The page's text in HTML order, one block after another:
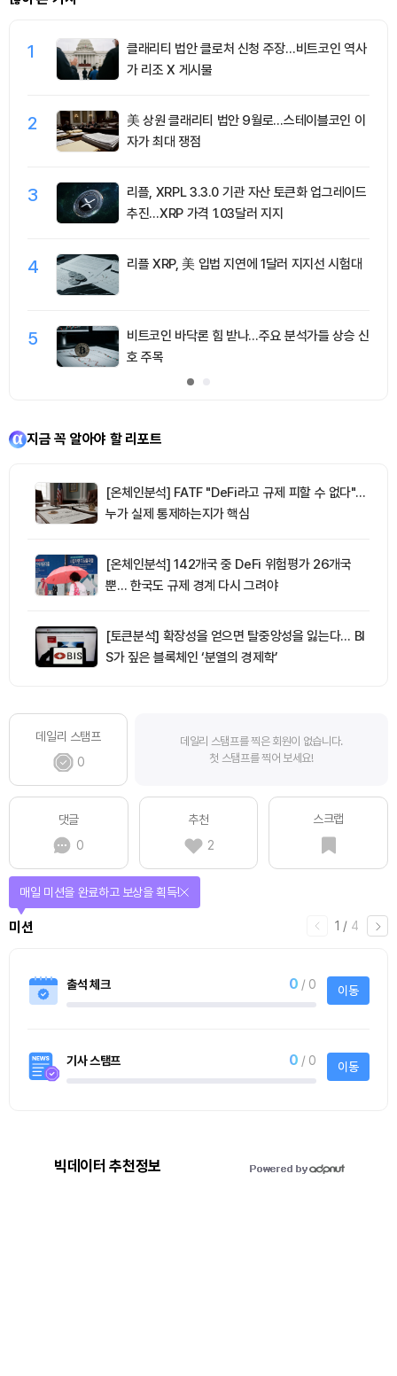
1
클래리티 법안 클로처 신청 주장…비트코인 역사
가 리조 X 게시물
2
美 상원 클래리티 법안 9월로…스테이블코인 이
자가 최대 쟁점
3
리플, XRPL 3.3.0 기관 자산 토큰화 업그레이드
추진…XRP 가격 1.03달러 지지
4 리플 XRP, 美 입법 지연에 1달러 지지선 시험대
5
비트코인 바닥론 힘 받나…주요 분석가들 상승 신
호 주목
지금 꼭 알아야 할 리포트
[온체인분석] FATF "DeFi라고 규제 피할 수 없다"…
누가 실제 통제하는지가 핵심
[온체인분석] 142개국 중 DeFi 위험평가 26개국
뿐… 한국도 규제 경계 다시 그려야
[토큰분석] 확장성을 얻으면 탈중앙성을 잃는다… BI
S가 짚은 블록체인 ‘분열의 경제학’
데일리 스탬프
0
데일리 스탬프를 찍은 회원이 없습니다.
첫 스탬프를 찍어 보세요!
댓글
0
추천
2
스크랩
1 / 4
미션
매일 미션을 완료하고 보상을 획득!
출석 체크 0 / 0 이동
기사 스탬프 0 / 0 이동
빅데이터 추천정보